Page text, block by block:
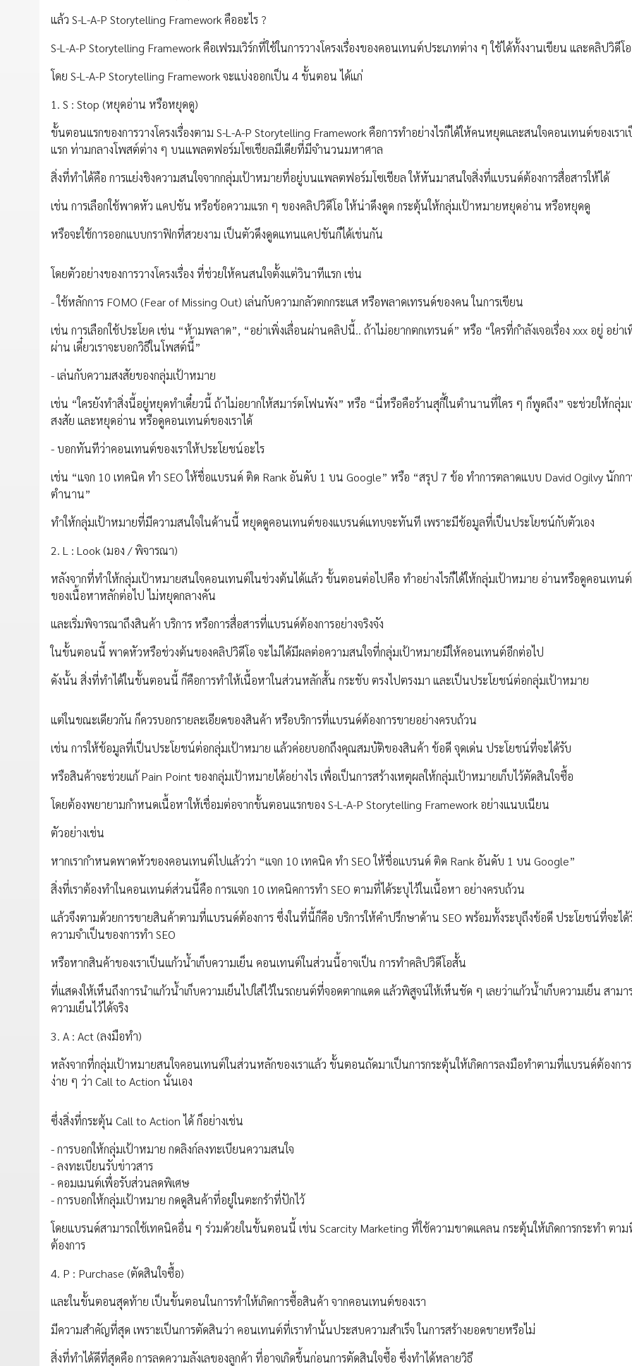
แล้ว S-L-A-P Storytelling Framework คืออะไร ?
S-L-A-P Storytelling Framework คือเฟรมเวิร์กที่ใช้ในการวางโครงเรื่องของคอนเทนต์ประเภทต่าง ๆ ใช้ได้ทั้งงานเขียน และคลิปวิดีโอ
โดย S-L-A-P Storytelling Framework จะแบ่งออกเป็น 4 ขั้นตอน ได้แก่
1. S : Stop (หยุดอ่าน หรือหยุดดู)
ขั้นตอนแรกของการวางโครงเรื่องตาม S-L-A-P Storytelling Framework คือการทำอย่างไรก็ได้ให้คนหยุดและสนใจคอนเทนต์ของเรา
แรก ท่ามกลางโพสต์ต่าง ๆ บนแพลตฟอร์มโซเชียลมีเดียที่มีจำนวนมหาศาล
สิ่งที่ทำได้คือ การแย่งชิงความสนใจจากกลุ่มเป้าหมายที่อยู่บนแพลตฟอร์มโซเชียล ให้หันมาสนใจสิ่งที่แบรนด์ต้องการสื่อสารให้ได้
เช่น การเลือกใช้พาดหัว แคปชัน หรือข้อความแรก ๆ ของคลิปวิดีโอ ให้น่าดึงดูด กระตุ้นให้กลุ่มเป้าหมายหยุดอ่าน หรือหยุดดู
หรือจะใช้การออกแบบกราฟิกที่สวยงาม เป็นตัวดึงดูดแทนแคปชันก็ได้เช่นกัน
โดยตัวอย่างของการวางโครงเรื่อง ที่ช่วยให้คนสนใจตั้งแต่วินาทีแรก เช่น
- ใช้หลักการ FOMO (Fear of Missing Out) เล่นกับความกลัวตกกระแส หรือพลาดเทรนด์ของคน ในการเขียน
เช่น การเลือกใช้ประโยค เช่น “ห้ามพลาด”, “อย่าเพิ่งเลื่อนผ่านคลิปนี้.. ถ้าไม่อยากตกเทรนด์” หรือ “ใครที่กำลังเจอเรื่อง xxx อยู่ อย่าเ
ผ่าน เดี๋ยวเราจะบอกวิธีในโพสต์นี้”
- เล่นกับความสงสัยของกลุ่มเป้าหมาย
เช่น “ใครยังทำสิ่งนี้อยู่หยุดทำเดี๋ยวนี้ ถ้าไม่อยากให้สมาร์ตโฟนพัง” หรือ “นี่หรือคือร้านสุกี้ในตำนานที่ใคร ๆ ก็พูดถึง” จะช่วยให้กลุ่ม
สงสัย และหยุดอ่าน หรือดูคอนเทนต์ของเราได้
- บอกทันทีว่าคอนเทนต์ของเราให้ประโยชน์อะไร
เช่น “แจก 10 เทคนิค ทำ SEO ให้ชื่อแบรนด์ ติด Rank อันดับ 1 บน Google” หรือ “สรุป 7 ข้อ ทำการตลาดแบบ David Ogilvy นักก
ตำนาน”
ทำให้กลุ่มเป้าหมายที่มีความสนใจในด้านนี้ หยุดดูคอนเทนต์ของแบรนด์แทบจะทันที เพราะมีข้อมูลที่เป็นประโยชน์กับตัวเอง
2. L : Look (มอง / พิจารณา)
หลังจากที่ทำให้กลุ่มเป้าหมายสนใจคอนเทนต์ในช่วงต้นได้แล้ว ขั้นตอนต่อไปคือ ทำอย่างไรก็ได้ให้กลุ่มเป้าหมาย อ่านหรือดูคอนเทน
ของเนื้อหาหลักต่อไป ไม่หยุดกลางคัน
และเริ่มพิจารณาถึงสินค้า บริการ หรือการสื่อสารที่แบรนด์ต้องการอย่างจริงจัง
ในขั้นตอนนี้ พาดหัวหรือช่วงต้นของคลิปวิดีโอ จะไม่ได้มีผลต่อความสนใจที่กลุ่มเป้าหมายมีให้คอนเทนต์อีกต่อไป
ดังนั้น สิ่งที่ทำได้ในขั้นตอนนี้ ก็คือการทำให้เนื้อหาในส่วนหลักสั้น กระชับ ตรงไปตรงมา และเป็นประโยชน์ต่อกลุ่มเป้าหมาย
แต่ในขณะเดียวกัน ก็ควรบอกรายละเอียดของสินค้า หรือบริการที่แบรนด์ต้องการขายอย่างครบถ้วน
เช่น การให้ข้อมูลที่เป็นประโยชน์ต่อกลุ่มเป้าหมาย แล้วค่อยบอกถึงคุณสมบัติของสินค้า ข้อดี จุดเด่น ประโยชน์ที่จะได้รับ
หรือสินค้าจะช่วยแก้ Pain Point ของกลุ่มเป้าหมายได้อย่างไร เพื่อเป็นการสร้างเหตุผลให้กลุ่มเป้าหมายเก็บไว้ตัดสินใจซื้อ
โดยต้องพยายามกำหนดเนื้อหาให้เชื่อมต่อจากขั้นตอนแรกของ S-L-A-P Storytelling Framework อย่างแนบเนียน
ตัวอย่างเช่น
หากเรากำหนดพาดหัวของคอนเทนต์ไปแล้วว่า “แจก 10 เทคนิค ทำ SEO ให้ชื่อแบรนด์ ติด Rank อันดับ 1 บน Google”
สิ่งที่เราต้องทำในคอนเทนต์ส่วนนี้คือ การแจก 10 เทคนิคการทำ SEO ตามที่ได้ระบุไว้ในเนื้อหา อย่างครบถ้วน
แล้วจึงตามด้วยการขายสินค้าตามที่แบรนด์ต้องการ ซึ่งในที่นี้ก็คือ บริการให้คำปรึกษาด้าน SEO พร้อมทั้งระบุถึงข้อดี ประโยชน์ที่จะได้
ความจำเป็นของการทำ SEO
หรือหากสินค้าของเราเป็นแก้วน้ำเก็บความเย็น คอนเทนต์ในส่วนนี้อาจเป็น การทำคลิปวิดีโอสั้น
ที่แสดงให้เห็นถึงการนำแก้วน้ำเก็บความเย็นไปใส่ไว้ในรถยนต์ที่จอดตากแดด แล้วพิสูจน์ให้เห็นชัด ๆ เลยว่าแก้วน้ำเก็บความเย็น สามา
ความเย็นไว้ได้จริง
3. A : Act (ลงมือทำ)
หลังจากที่กลุ่มเป้าหมายสนใจคอนเทนต์ในส่วนหลักของเราแล้ว ขั้นตอนถัดมาเป็นการกระตุ้นให้เกิดการลงมือทำตามที่แบรนด์ต้องการ
ง่าย ๆ ว่า Call to Action นั่นเอง
ซึ่งสิ่งที่กระตุ้น Call to Action ได้ ก็อย่างเช่น
- การบอกให้กลุ่มเป้าหมาย กดลิงก์ลงทะเบียนความสนใจ
- ลงทะเบียนรับข่าวสาร
- คอมเมนต์เพื่อรับส่วนลดพิเศษ
- การบอกให้กลุ่มเป้าหมาย กดดูสินค้าที่อยู่ในตะกร้าที่ปักไว้
โดยแบรนด์สามารถใช้เทคนิคอื่น ๆ ร่วมด้วยในขั้นตอนนี้ เช่น Scarcity Marketing ที่ใช้ความขาดแคลน กระตุ้นให้เกิดการกระทำ ตา
ต้องการ
4. P : Purchase (ตัดสินใจซื้อ)
และในขั้นตอนสุดท้าย เป็นขั้นตอนในการทำให้เกิดการซื้อสินค้า จากคอนเทนต์ของเรา
มีความสำคัญที่สุด เพราะเป็นการตัดสินว่า คอนเทนต์ที่เราทำนั้นประสบความสำเร็จ ในการสร้างยอดขายหรือไม่
สิ่งที่ทำได้ดีที่สุดคือ การลดความลังเลของลูกค้า ที่อาจเกิดขึ้นก่อนการตัดสินใจซื้อ ซึ่งทำได้หลายวิธี